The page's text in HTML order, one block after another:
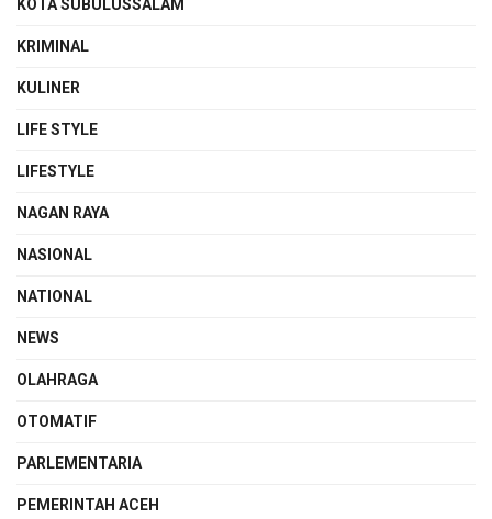
KOTA SUBULUSSALAM
KRIMINAL
KULINER
LIFE STYLE
LIFESTYLE
NAGAN RAYA
NASIONAL
NATIONAL
NEWS
OLAHRAGA
OTOMATIF
PARLEMENTARIA
PEMERINTAH ACEH